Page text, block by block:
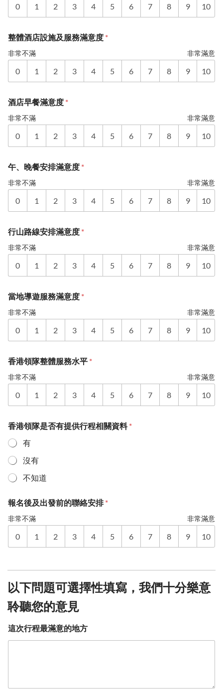
0 1 2 3 4 5 6 7 8 9 10
整體酒店設施及服務滿意度 *
非常不滿 非常滿意
0 1 2 3 4 5 6 7 8 9 10
酒店早餐滿意度 *
非常不滿 非常滿意
0 1 2 3 4 5 6 7 8 9 10
午、晚餐安排滿意度 *
非常不滿 非常滿意
0 1 2 3 4 5 6 7 8 9 10
行山路線安排滿意度 *
非常不滿 非常滿意
0 1 2 3 4 5 6 7 8 9 10
當地導遊服務滿意度 *
非常不滿 非常滿意
0 1 2 3 4 5 6 7 8 9 10
香港領隊整體服務水平 *
非常不滿 非常滿意
0 1 2 3 4 5 6 7 8 9 10
香港領隊是否有提供行程相關資料*
有
沒有
不知道
報名後及出發前的聯絡安排*
非常不滿 非常滿意
0 1 2 3 4 5 6 7 8 9 10
以下問題可選擇性填寫，我們十分樂意
聆聽您的意見
這次行程最滿意的地方